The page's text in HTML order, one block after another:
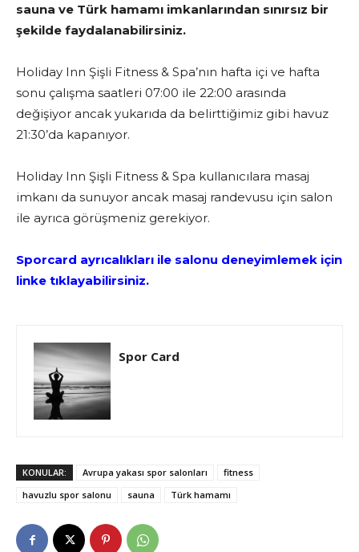
sauna ve Türk hamamı imkanlarından sınırsız bir
şekilde faydalanabilirsiniz.
Holiday Inn Şişli Fitness & Spa’nın hafta içi ve hafta
sonu çalışma saatleri 07:00 ile 22:00 arasında
değişiyor ancak yukarıda da belirttiğimiz gibi havuz
21:30’da kapanıyor.
Holiday Inn Şişli Fitness & Spa kullanıcılara masaj
imkanı da sunuyor ancak masaj randevusu için salon
ile ayrıca görüşmeniz gerekiyor.
Sporcard ayrıcalıkları ile salonu deneyimlemek için
linke tıklayabilirsiniz.
Spor Card
KONULAR: Avrupa yakası spor salonları
fitness
havuzlu spor salonu
sauna Türk hamamı